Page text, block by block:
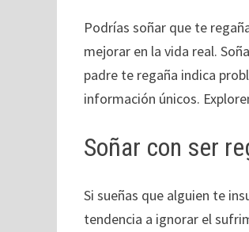
Podrías soñar que te
mejorar en la vida real.
padre te regaña indica
información únicos.
Soñar con ser
Si sueñas que alguien te
tendencia a ignorar el